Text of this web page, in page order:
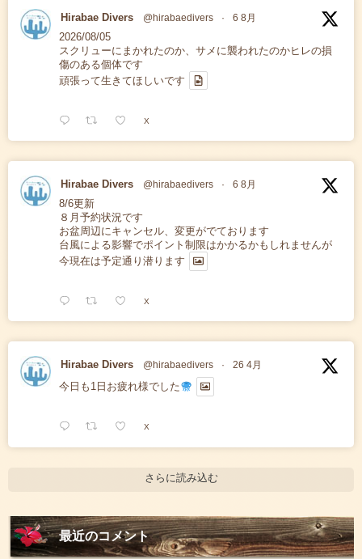
Hirabae Divers @hirabaedivers · 6 8月
2026/08/05
スクリューにまかれたのか、サメに襲われたのかヒレの損
傷のある個体です
頑張って生きてほしいです
X
Hirabae Divers @hirabaedivers · 6 8月
8/6更新
８月予約状況です
お盆周辺にキャンセル、変更がでております
台風による影響でポイント制限はかかるかもしれませんが
今現在は予定通り潜ります
X
Hirabae Divers @hirabaedivers · 26 4月
今日も1日お疲れ様でした
X
さらに読み込む
最近のコメント